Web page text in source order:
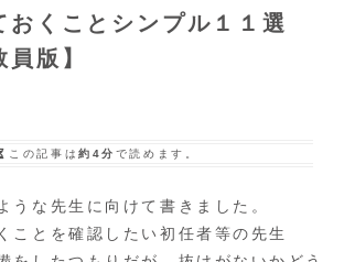
おくことシンプル１１選
員版】
この記事は約4分 で読めます。
うな先生に向けて書きました。
ことを確認したい初任者等の先生